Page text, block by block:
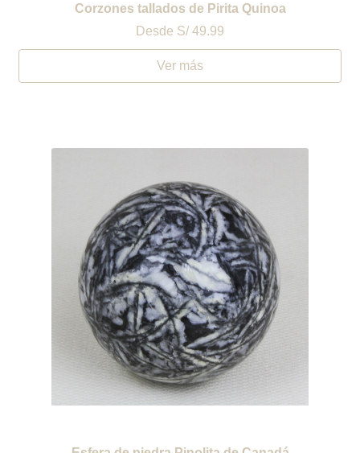
Corzones tallados de Pirita Quinoa
Desde S/ 49.99
Ver más